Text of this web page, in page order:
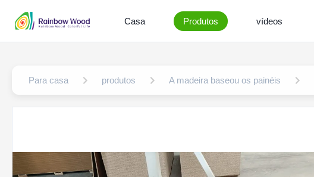
Casa Produtos vídeos
Para casa produtos A madeira baseou os painéis